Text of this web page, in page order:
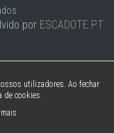
por ESCADOTE.PT
utilizadores. Ao fechar
de cookies.